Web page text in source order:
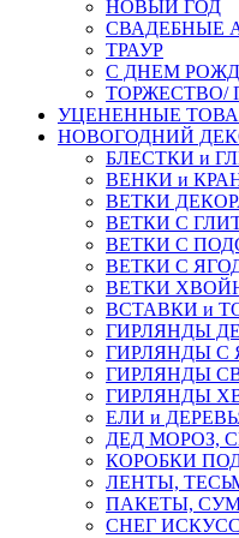
НОВЫЙ ГОД
СВАДЕБНЫЕ
ТРАУР
С ДНЕМ
ТОРЖЕСТВО/
УЦЕНЕННЫЕ
НОВОГОДНИЙ
БЛЕСТКИ и
ВЕНКИ и
ВЕТКИ
ВЕТКИ С
ВЕТКИ С
ВЕТКИ С
ВЕТКИ
ВСТАВКИ и
ГИРЛЯНДЫ
ГИРЛЯНДЫ
ГИРЛЯНДЫ
ГИРЛЯНДЫ
ЕЛИ и
ДЕД МОРОЗ,
КОРОБКИ
ЛЕНТЫ,
ПАКЕТЫ,
СНЕГ